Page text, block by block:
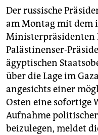
Der russische
am Montag mit dem
Ministerpräsidenten
Palästinenser-
ägyptischen
über die Lage im
angesichts einer
Osten eine sofortige
Aufnahme
beizulegen, meldet